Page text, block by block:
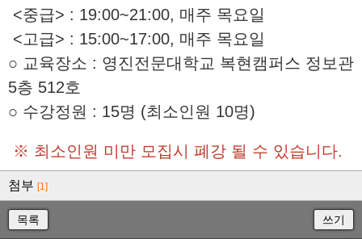
<중급> : 19:00~21:00, 매주 목요일
<고급> : 15:00~17:00, 매주 목요일
○ 교육장소 : 영진전문대학교 복현캠퍼스 정보관
5층 512호
○ 수강정원 : 15명 (최소인원 10명)
※ 최소인원 미만 모집시 폐강 될 수 있습니다.
첨부 [1]
목록 쓰기